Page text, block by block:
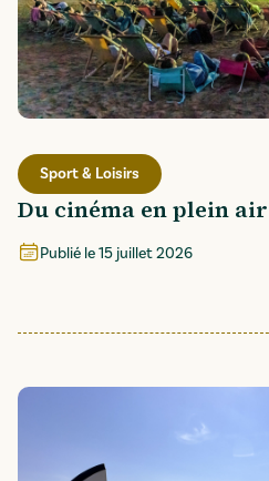
Sport & Loisirs
Du cinéma en plein
Publié le15 juillet 2026